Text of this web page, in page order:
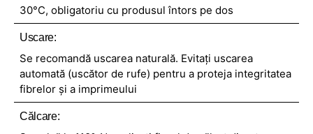
30°C, obligatoriu cu produsul întors pe dos
Uscare:
Se recomandă uscarea naturală. Evitați uscarea
automată (uscător de rufe) pentru a proteja integritatea
fibrelor și a imprimeului
Călcare: